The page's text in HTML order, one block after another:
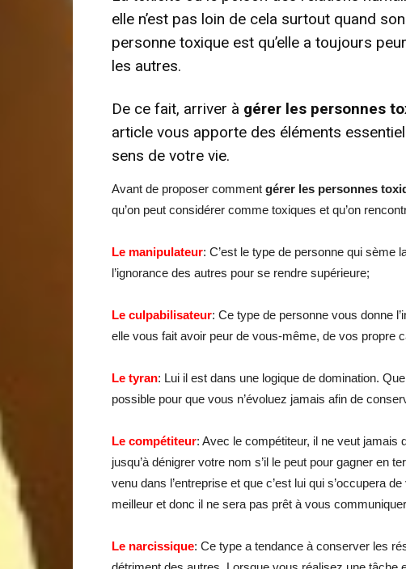
elle n’est pas loin de cela surtout quand
personne toxique est qu’elle a toujours
les autres.
De ce fait, arriver à gérer les personnes
article vous apporte des éléments
sens de votre vie.
Avant de proposer comment gérer les personnes
qu’on peut considérer comme toxiques et qu’on
Le manipulateur: C’est le type de personne qui sème
l’ignorance des autres pour se rendre supérieure;
Le culpabilisateur: Ce type de personne vous donne
elle vous fait avoir peur de vous-même, de vos propre
Le tyran: Lui il est dans une logique de domination.
possible pour que vous n’évoluez jamais afin de
Le compétiteur: Avec le compétiteur, il ne veut jamais
jusqu’à dénigrer votre nom s’il le peut pour gagner en
venu dans l’entreprise et que c’est lui qui s’occupera
meilleur et donc il ne sera pas prêt à vous
Le narcissique: Ce type a tendance à conserver les